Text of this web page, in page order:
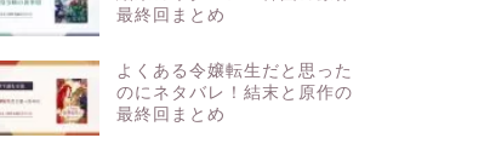
最終回まとめ
よくある令嬢転生だと思った
のにネタバレ！結末と原作の
最終回まとめ